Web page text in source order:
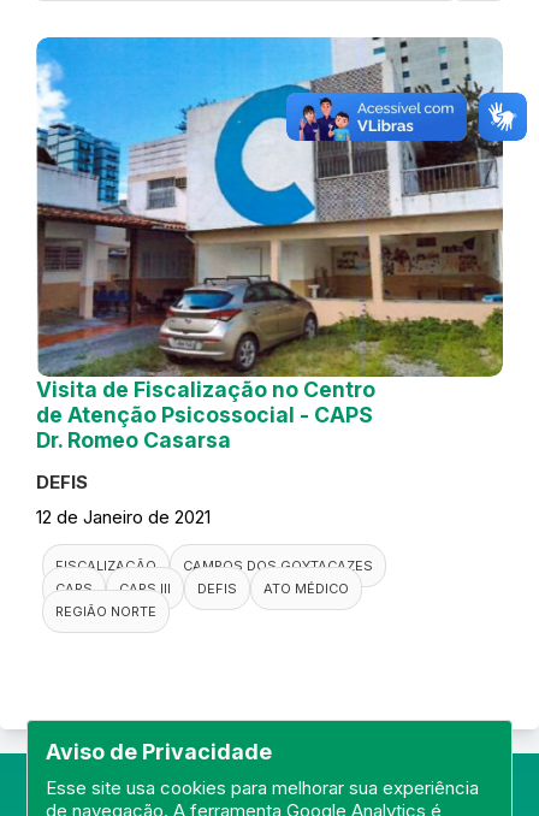
Aviso de Privacidade
Esse site usa cookies para melhorar sua experiência
de navegação. A ferramenta Google Analytics é
Visita de Fiscalização no Centro
de Atenção Psicossocial - CAPS
Dr. Romeo Casarsa
DEFIS
12 de Janeiro de 2021
FISCALIZAÇÃO
CAMPOS DOS GOYTACAZES
CAPS
CAPS III DEFIS
ATO MÉDICO
REGIÃO NORTE